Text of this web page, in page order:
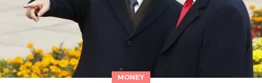
MONEY